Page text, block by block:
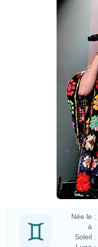
Née le :
à :
Soleil :